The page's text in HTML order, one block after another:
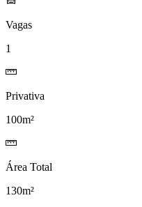
Vagas
1
Privativa
100m²
Área Total
130m²